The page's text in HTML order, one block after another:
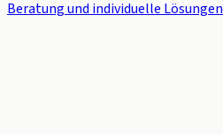
Beratung und individuelle Lösungen